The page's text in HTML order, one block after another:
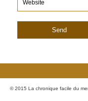
© 2015 La chronique facile du